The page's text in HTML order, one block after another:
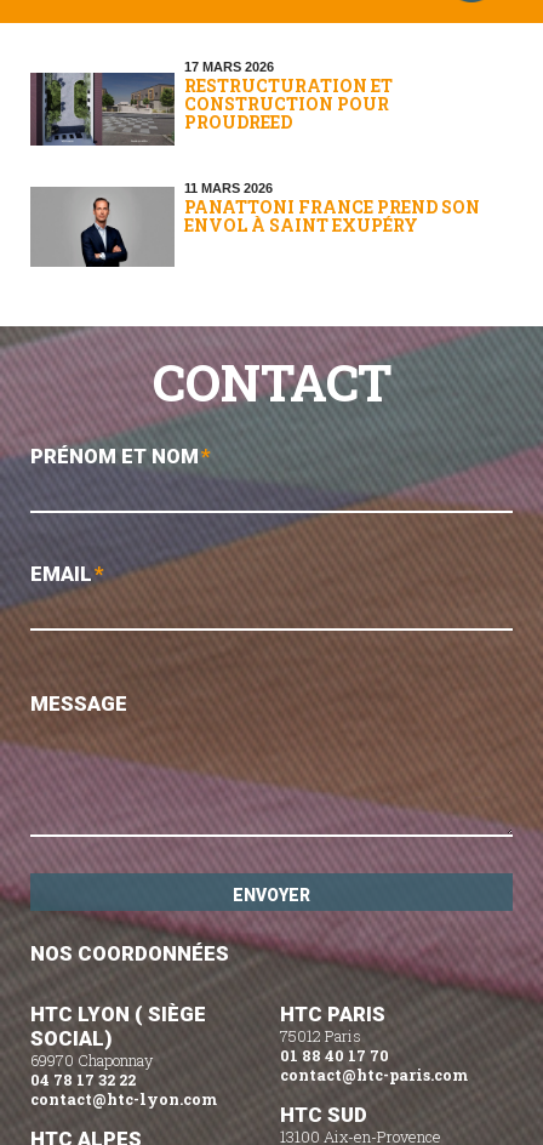
17 MARS 2026
RESTRUCTURATION ET
CONSTRUCTION POUR
PROUDREED
11 MARS 2026
PANATTONI FRANCE PREND SON
ENVOL À SAINT EXUPÉRY
CONTACT
PRÉNOM ET NOM*
EMAIL*
MESSAGE
NOS COORDONNÉES
HTC LYON ( SIÈGE
SOCIAL)
69970 Chaponnay
04 78 17 32 22
contact@htc-lyon.com
HTC ALPES
HTC PARIS
75012 Paris
01 88 40 17 70
contact@htc-paris.com
HTC SUD
13100 Aix-en-Provence